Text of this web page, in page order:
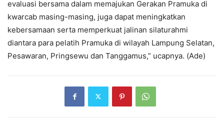
evaluasi bersama dalam memajukan Gerakan Pramuka di
kwarcab masing-masing, juga dapat meningkatkan
kebersamaan serta memperkuat jalinan silaturahmi
diantara para pelatih Pramuka di wilayah Lampung Selatan,
Pesawaran, Pringsewu dan Tanggamus,” ucapnya. (Ade)